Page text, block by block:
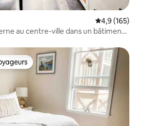
Note
4,9 (165)
au centre-ville dans un bâtiment
parmi les plus aimés